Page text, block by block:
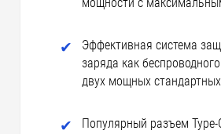
мощности с
Эффективная система
заряда как
двух мощных
Популярный разъем